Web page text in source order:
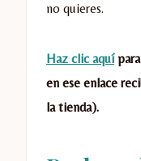
no quieres.
Haz clic aquí
en ese enlace
la tienda).